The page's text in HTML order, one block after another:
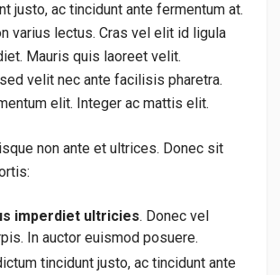
justo, ac tincidunt ante fermentum at.
varius lectus. Cras vel elit id ligula
Mauris quis laoreet velit.
velit nec ante facilisis pharetra.
elit. Integer ac mattis elit.
non ante et ultrices. Donec sit
imperdiet ultricies. Donec vel
In auctor euismod posuere.
tincidunt justo, ac tincidunt ante